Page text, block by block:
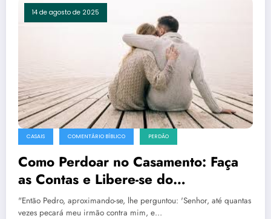
14 de agosto de 2025
CASAIS COMENTÁRIO BÍBLICO PERDÃO
Como Perdoar no Casamento: Faça
as Contas e Libere-se do
Ressentimento
"Então Pedro, aproximando-se, lhe perguntou: 'Senhor, até quantas
vezes pecará meu irmão contra mim, e…